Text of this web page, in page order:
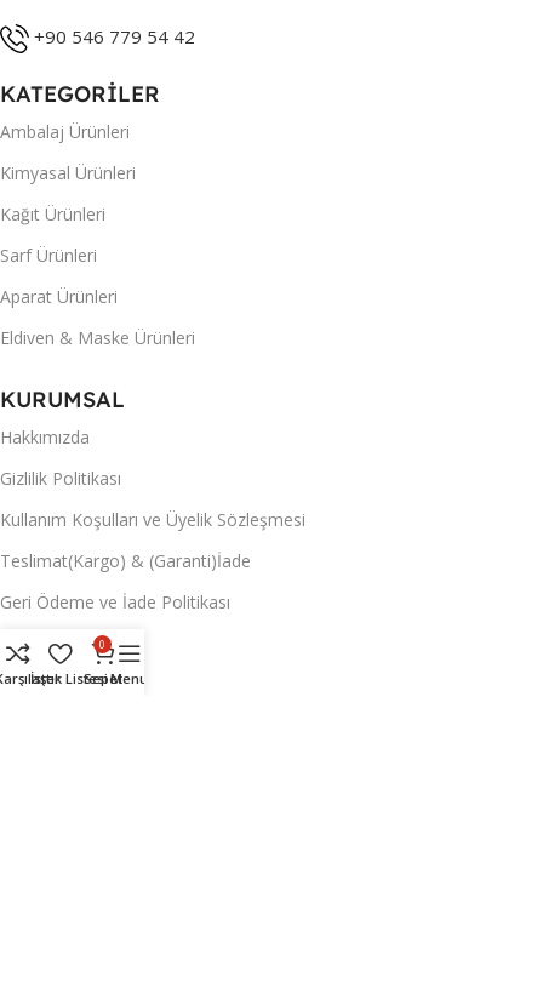
+90 546 779 54 42
KATEGORİLER
Ambalaj Ürünleri
Kimyasal Ürünleri
Kağıt Ürünleri
Sarf Ürünleri
Aparat Ürünleri
Eldiven & Maske Ürünleri
KURUMSAL
Hakkımızda
Gizlilik Politikası
Kullanım Koşulları ve Üyelik Sözleşmesi
Teslimat(Kargo) & (Garanti)İade
Geri Ödeme ve İade Politikası
MÜŞTERİ H.
İstek Listesi
0
SepetMenu